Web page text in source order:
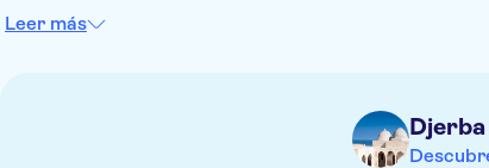
Cargos adicionales a pagar en el sitio:
Los niños deben estar acompañados por al menos un
Leer más
Djerba